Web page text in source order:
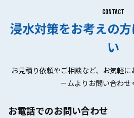
CONTACT
浸水対策をお考えの
い
お見積り依頼やご相談など、お気軽
ームよりお問い合わせ
お電話でのお問い合わせ